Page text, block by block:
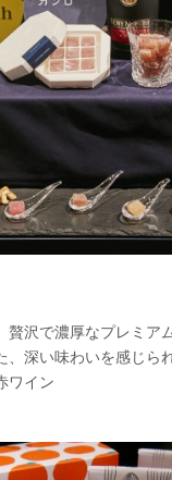
沢で濃厚なプレミア
深い味わいを感じら
ワイン